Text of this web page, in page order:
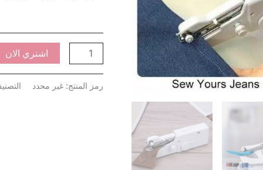
اشتري الان
رمز المنتج: غير محدد